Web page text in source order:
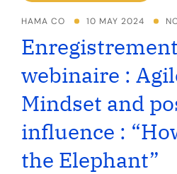
HAMA CO 10 MAY 2024
webinaire :
Mindset and
influence :
the Elephant”